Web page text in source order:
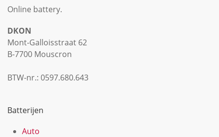
Online battery.
DKON
Mont-Galloisstraat 62
B-7700 Mouscron
BTW-nr.: 0597.680.643
Batterijen
Auto